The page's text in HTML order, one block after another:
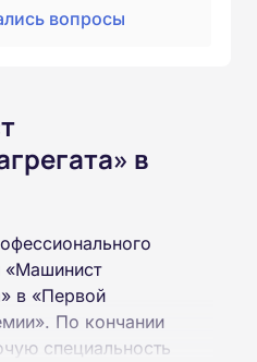
вопросы
в
«Машинист
в «Первой
По кончании
специальность